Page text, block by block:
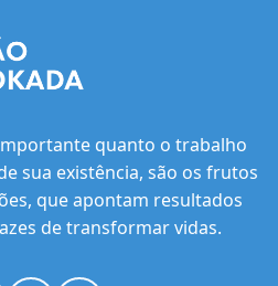
quanto o trabalho
sua existência, são os frutos
que apontam resultados
de transformar vidas.